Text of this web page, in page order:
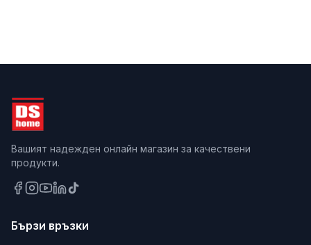
Вашият надежден онлайн магазин за качествени
продукти.
Бързи връзки